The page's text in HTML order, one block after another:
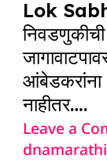
Lok
आंबेडकरांना
नाहीतर….
Leave a
मध्ये
रस्सीखेच!
प्रकाश
आंबेडकरांना
अल्टिमेटम,
आजच